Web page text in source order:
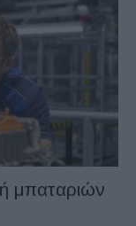
μπαταριών